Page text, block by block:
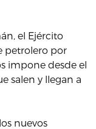
el Ejército
petrolero por
impone desde el
salen y llegan a
nuevos